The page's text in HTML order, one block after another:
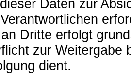
Daten zur
Dritte erfolgt
zur Weitergabe
dient.